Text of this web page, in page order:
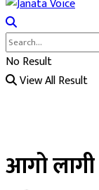
No Result
View All Result
आगो लागी